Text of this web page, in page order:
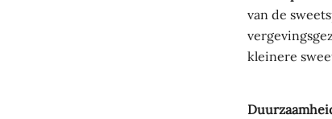
van de
kleinere